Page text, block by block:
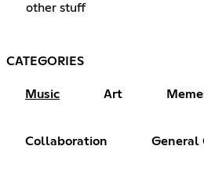
other stuff
CATEGORIES
Music Art
Collaboration General